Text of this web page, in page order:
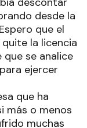
desde la
que el
la licencia
se analice
ejercer
que ha
más o menos
muchas